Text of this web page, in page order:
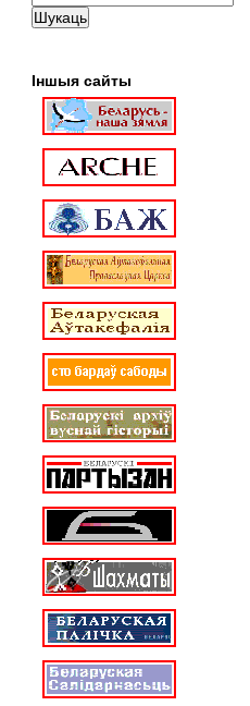
Іншыя сайты